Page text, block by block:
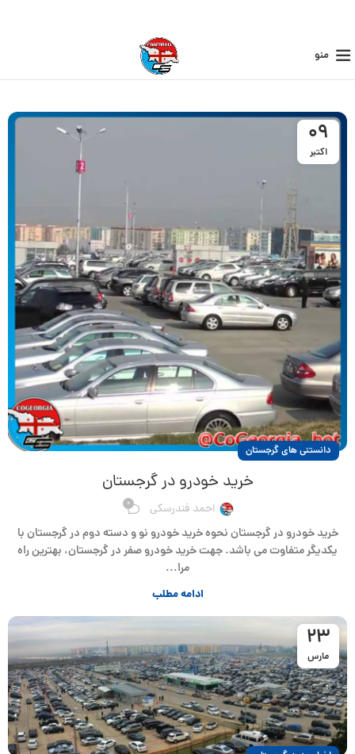
منو
09
اکتبر
دانستنی های گرجستان
خرید خودرو در گرجستان
احمد فندرسکی 0
خرید خودرو در گرجستان نحوه خرید خودرو نو و دسته دوم در گرجستان با
یکدیگر متفاوت می باشد. جهت خرید خودرو صفر در گرجستان، بهترین راه
مرا...
ادامه مطلب
23
مارس